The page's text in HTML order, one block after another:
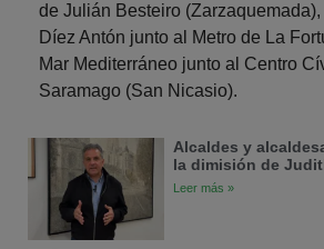
de Julián Besteiro
Díez Antón junto al Metro de La
Mar Mediterráneo junto al Centro
Saramago (San Nicasio).
Alcaldes y
la dimisión de
Leer más »